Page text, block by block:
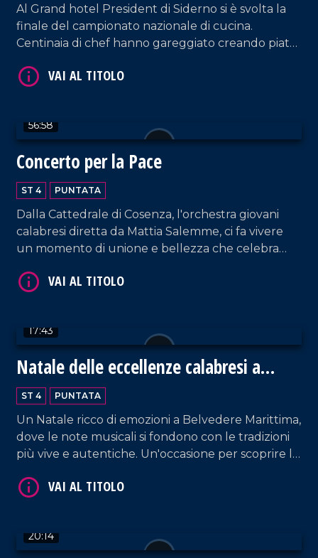
Al Grand hotel President di Siderno si è svolta la
finale del campionato nazionale di cucina.
Centinaia di chef hanno gareggiato creando piatti
unico, ricco di emozioni e sapori.
56:58
Concerto per la Pace
ST 4 PUNTATA
Dalla Cattedrale di Cosenza, l'orchestra giovani
calabresi diretta da Mattia Salemme, ci fa vivere
un momento di unione e bellezza che celebra
VAI AL TITOLO
17:43
Natale delle eccellenze calabresi a
Belvedere Marittimo
ST 4 PUNTATA
Un Natale ricco di emozioni a Belvedere Marittima,
dove le note musicali si fondono con le tradizioni
più vive e autentiche. Un'occasione per scoprire le
VAI AL TITOLO
20:14
VAI AL TITOLO
VAI AL TITOLO